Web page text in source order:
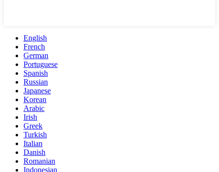
English
French
German
Portuguese
Spanish
Russian
Japanese
Korean
Arabic
Irish
Greek
Turkish
Italian
Danish
Romanian
Indonesian